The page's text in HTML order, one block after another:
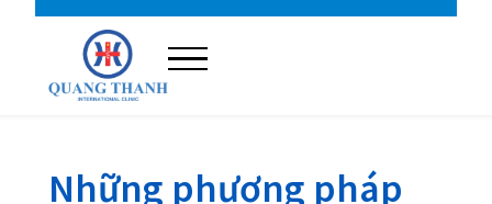
Những phương pháp
trước sinh